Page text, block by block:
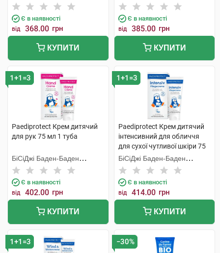
Косметікс Груп Гмбх
Є в наявності
від 368.00 грн
КУПИТИ
Косметікс Груп Гмбх
Є в наявності
від 385.00 грн
КУПИТИ
1+1=3
Paediprotect Крем дитячий
для рук 75 мл 1 туба
БіСіДжі Баден-Баден
Косметікс Груп Гмбх
Є в наявності
від 402.00 грн
КУПИТИ
1+1=3
Paediprotect Крем дитячий
інтенсивний для обличчя
для сухої чутливої шкіри 75
мл 1 туба
БіСіДжі Баден-Баден
Косметікс Груп Гмбх
Є в наявності
від 414.00 грн
КУПИТИ
1+1=3 −30%